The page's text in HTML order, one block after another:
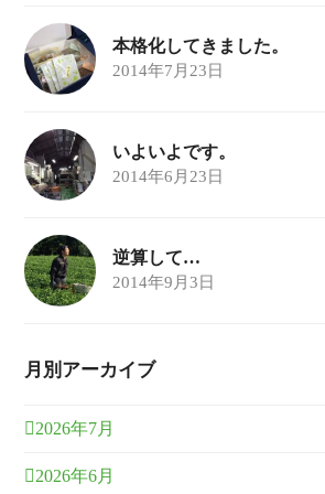
本格化してきました。
2014年7月23日
いよいよです。
2014年6月23日
逆算して…
2014年9月3日
月別アーカイブ
2026年7月
2026年6月